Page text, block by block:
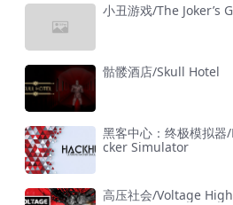
小丑游戏/The Joker’s
骷髅酒店/Skull Hotel
黑客中心：终极模拟
cker Simulator
高压社会/Voltage